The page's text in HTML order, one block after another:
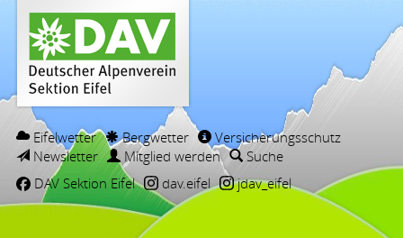
Eifelwetter Bergwetter
Versicherungsschutz
Newsletter
Mitglied werden
Suche
DAV Sektion Eifel
dav.eifel jdav_eifel